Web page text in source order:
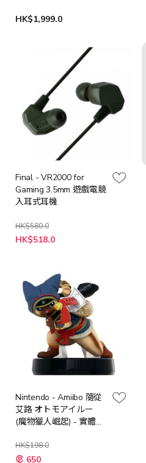
HK$1,999.0
Final - VR2000 for
Gaming 3.5mm 遊戲電競
入耳式耳機
HK$580.0
特
殊
HK$518.0
Nintendo - Amiibo 隨從
艾路 オトモアイルー
(魔物獵人崛起) - 實體
HK$198.0
特 650